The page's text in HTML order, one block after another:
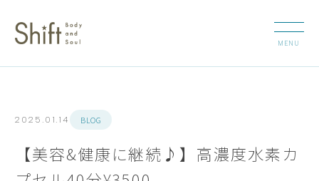
2025.01.14 BLOG
【美容&健康に継続♪】高濃度水素カ